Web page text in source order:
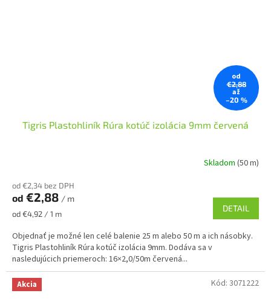
od
€2,88
až
–20 %
Tigris Plastohliník Rúra kotúč izolácia 9mm červená
Skladom (50 m)
od €2,34 bez DPH
od €2,88 / m
Jednotková
od €4,92 / 1 m
DETAIL
Objednať je možné len celé balenie 25 m alebo 50 m a ich násobky.
Tigris Plastohliník Rúra kotúč izolácia 9mm. Dodáva sa v
nasledujúcich priemeroch: 16×2,0/50m červená...
Akcia Kód: 3071222